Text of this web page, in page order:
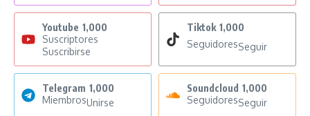
Youtube 1,000
Suscriptores
Suscribirse
Tiktok 1,000
SeguidoresSeguir
Telegram 1,000
MiembrosUnirse
Soundcloud 1,000
SeguidoresSeguir